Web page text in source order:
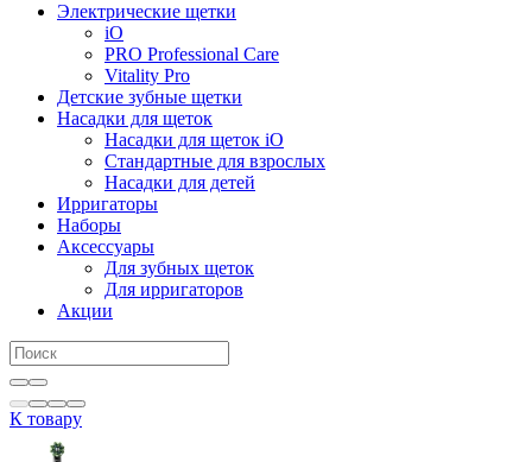
Электрические щетки
iO
PRO Professional Care
Vitality Pro
Детские зубные щетки
Насадки для щеток
Насадки для щеток iO
Стандартные для взрослых
Насадки для детей
Ирригаторы
Наборы
Аксессуары
Для зубных щеток
Для ирригаторов
Акции
К товару